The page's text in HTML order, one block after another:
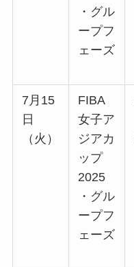
・グル
ープフ
ェーズ
7月15
日
（火）
FIBA
女子ア
ジアカ
ップ
2025
・グル
ープフ
ェーズ